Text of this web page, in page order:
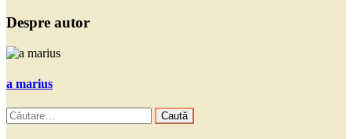
Despre autor
a marius
Caută
după: